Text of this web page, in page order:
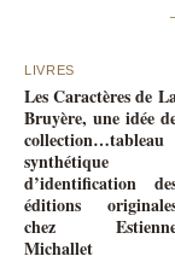
LIVRES
Les Caractères de
Bruyère, une idée
collection…tableau
synthétique
d’identification
éditions
chez
Michallet